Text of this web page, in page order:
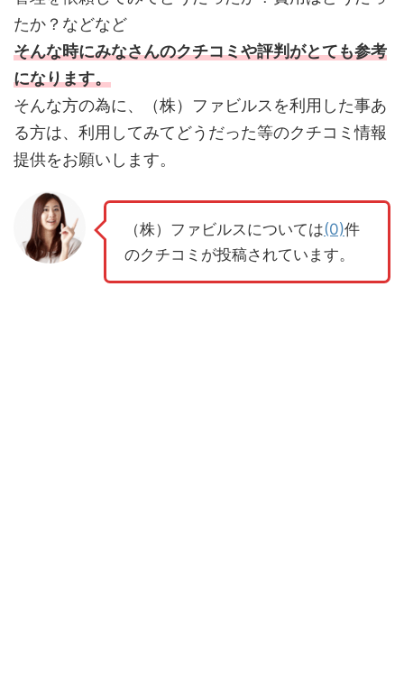
たか？などなど
そんな時にみなさんのクチコミや評判がとても参考
になります。
そんな方の為に、（株）ファビルスを利用した事あ
る方は、利用してみてどうだった等のクチコミ情報
提供をお願いします。
（株）ファビルスについては(0)件
のクチコミが投稿されています。